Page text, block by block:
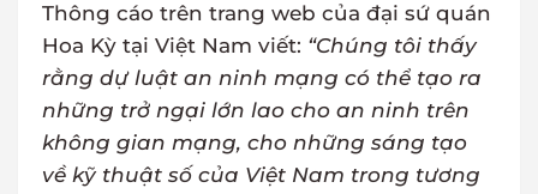
Thông cáo trên trang web của đại sứ quán
Hoa Kỳ tại Việt Nam viết: “Chúng tôi thấy
rằng dự luật an ninh mạng có thể tạo ra
những trở ngại lớn lao cho an ninh trên
không gian mạng, cho những sáng tạo
về kỹ thuật số của Việt Nam trong tương